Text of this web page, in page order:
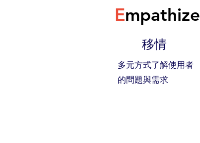
Empathize
移情
多元方式了解使用者
的問題與需求